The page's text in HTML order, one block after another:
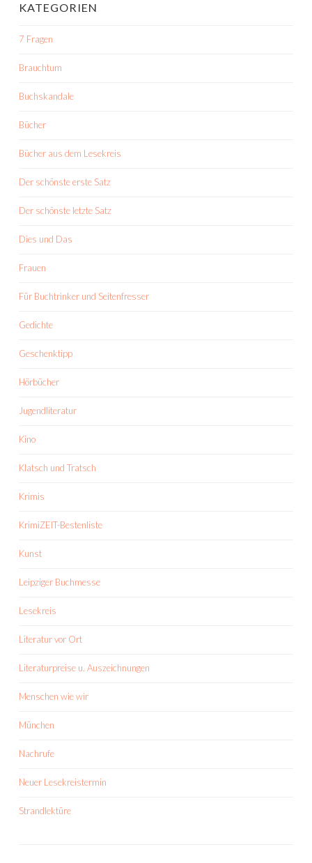
KATEGORIEN
7 Fragen
Brauchtum
Buchskandale
Bücher
Bücher aus dem Lesekreis
Der schönste erste Satz
Der schönste letzte Satz
Dies und Das
Frauen
Für Buchtrinker und Seitenfresser
Gedichte
Geschenktipp
Hörbücher
Jugendliteratur
Kino
Klatsch und Tratsch
Krimis
KrimiZEIT-Bestenliste
Kunst
Leipziger Buchmesse
Lesekreis
Literatur vor Ort
Literaturpreise u. Auszeichnungen
Menschen wie wir
München
Nachrufe
Neuer Lesekreistermin
Strandlektüre